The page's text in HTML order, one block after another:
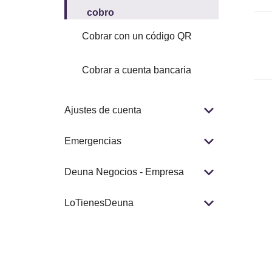
cobro
Cobrar con un código QR
Cobrar a cuenta bancaria
Ajustes de cuenta
Emergencias
Deuna Negocios - Empresa
LoTienesDeuna